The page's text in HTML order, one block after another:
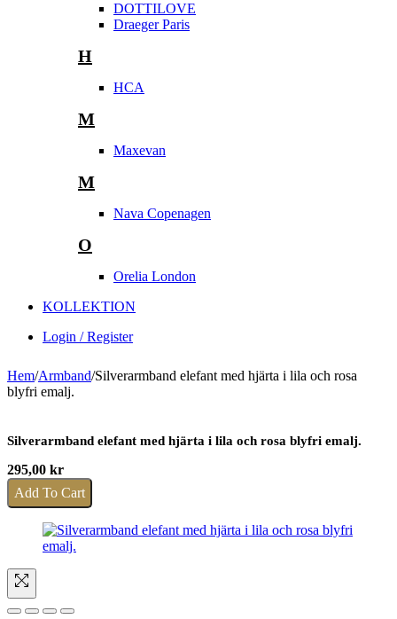
DOTTILOVE
Draeger Paris
H
HCA
M
Maxevan
M
Nava Copenagen
O
Orelia London
KOLLEKTION
Login / Register
Hem/Armband/Silverarmband elefant med hjärta i lila och rosa
blyfri emalj.
Silverarmband elefant med hjärta i lila och rosa blyfri emalj.
295,00 kr
Add To Cart